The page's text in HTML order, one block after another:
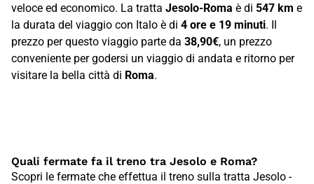
veloce ed economico. La tratta Jesolo-Roma è di 547 km e
la durata del viaggio con Italo è di 4 ore e 19 minuti. Il
prezzo per questo viaggio parte da 38,90€, un prezzo
conveniente per godersi un viaggio di andata e ritorno per
visitare la bella città di Roma.
Quali fermate fa il treno tra Jesolo e Roma?
Scopri le fermate che effettua il treno sulla tratta Jesolo -